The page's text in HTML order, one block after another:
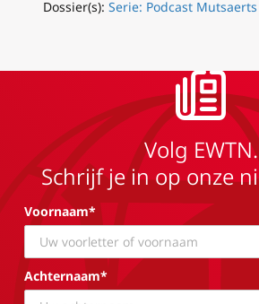
Dossier(s): Serie: Podcast Mutsaerts
Volg EWTN.
Schrijf je in op onze
Voornaam*
Achternaam*